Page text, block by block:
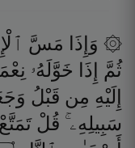
۞ وَإِذَا مَسَّ
ثُمَّ
إِذَا خَوَّلَهُۥ
إِلَيْهِ مِن قَبْلُ
سَبِيلِهِۦ ۚ قُلْ تَمَتَّعْ